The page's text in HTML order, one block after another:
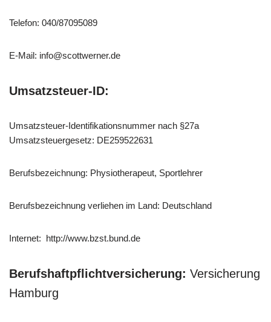
Telefon: 040/87095089
E-Mail: info@scottwerner.de
Umsatzsteuer-ID:
Umsatzsteuer-Identifikationsnummer nach §27a
Umsatzsteuergesetz: DE259522631
Berufsbezeichnung: Physiotherapeut, Sportlehrer
Berufsbezeichnung verliehen im Land: Deutschland
Internet: http://www.bzst.bund.de
Berufshaftpflichtversicherung: Versicherung
Hamburg